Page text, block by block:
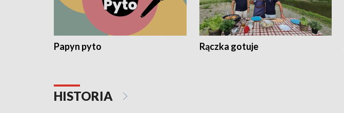
Papyn pyto Rączka gotuje
HISTORIA